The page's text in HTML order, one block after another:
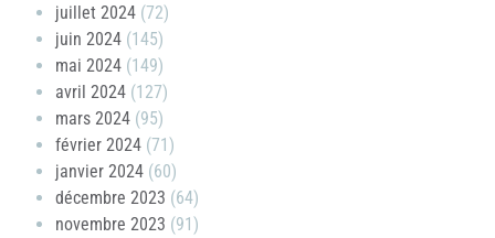
juillet 2024 (72)
juin 2024 (145)
mai 2024 (149)
avril 2024 (127)
mars 2024 (95)
février 2024 (71)
janvier 2024 (60)
décembre 2023 (64)
novembre 2023 (91)